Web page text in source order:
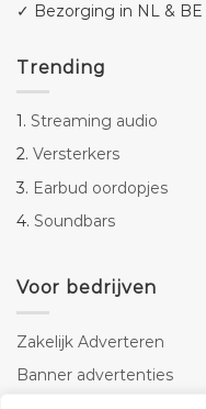
✓ Bezorging in NL & BE
Trending
1. Streaming audio
2. Versterkers
3. Earbud oordopjes
4. Soundbars
Voor bedrijven
Zakelijk Adverteren
Banner advertenties